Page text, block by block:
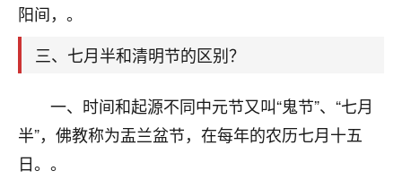
阳间，。
三、七月半和清明节的区别？
一、时间和起源不同中元节又叫“鬼节”、“七月
半”，佛教称为盂兰盆节，在每年的农历七月十五
日。。
鹿森
太阳当空赵：我也做餐饮的，生意不算大，但
址、风水、还有开业日子，哪哪都看了，虽然
大环境不好，但是我家生意还可以，前几天又
刚找老师做了补财库，希望财运更好一点！